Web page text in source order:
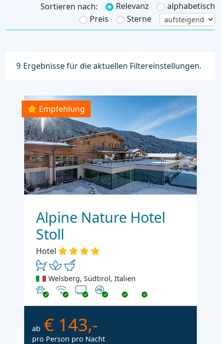
Sortieren nach: Relevanz
alphabetisch
Preis
Sterne
9 Ergebnisse für die aktuellen Filtereinstellungen.
Empfehlung
Alpine Nature Hotel
Stoll
Hotel
Welsberg, Südtirol, Italien
Haustiere erlaubt
Internet
TV Nichtraucher
ab € 143,-
pro Person pro Nacht